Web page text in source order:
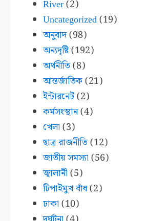
River(2)
Uncategorized(19)
অনুবাদ(98)
অন্যদৃষ্টি(192)
অর্থনীতি(8)
আন্তর্জাতিক(21)
ইন্টারনেট(2)
কর্মসংস্থান(4)
খেলা (3)
ছাত্র রাজনীতি(12)
জাতীয় সমস্যা (56)
জ্বালানী (5)
টিপাইমুখ বাঁধ(2)
ঢাকা (10)